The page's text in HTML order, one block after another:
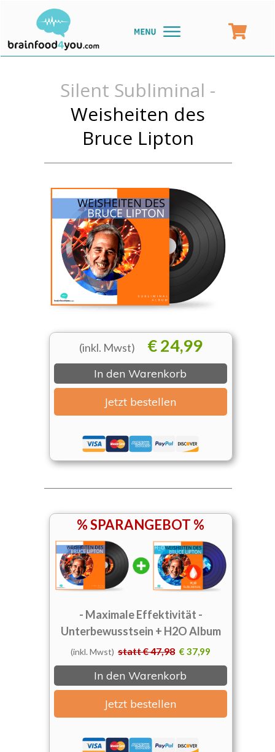
Silent Subliminal -
Weisheiten des
Bruce Lipton
(inkl. Mwst) € 24,99
In den Warenkorb
Jetzt bestellen
% SPARANGEBOT %
- Maximale Effektivität -
Unterbewusstsein + H2O Album
(inkl. Mwst) statt € 47,98 € 37,99
In den Warenkorb
Jetzt bestellen